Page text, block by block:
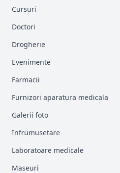
Cursuri
Doctori
Drogherie
Evenimente
Farmacii
Furnizori aparatura medicala
Galerii foto
Infrumusetare
Laboratoare medicale
Maseuri